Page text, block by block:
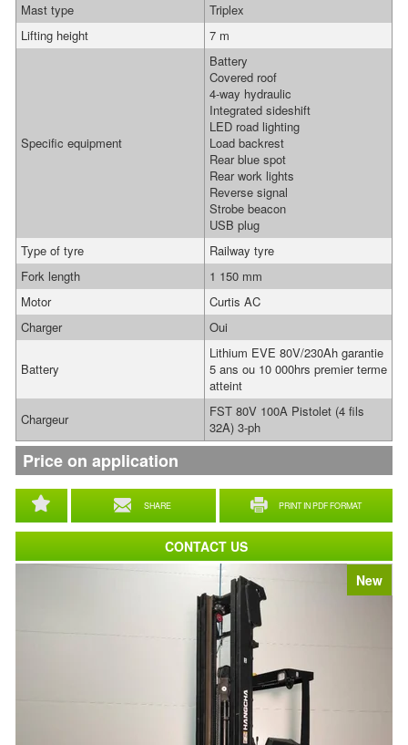
New
SHARE PRINT IN PDF FORMAT
Mast type
Triplex
Lifting height
7 m
Specific equipment
Battery
Covered roof
4-way hydraulic
Integrated sideshift
LED road lighting
Load backrest
Rear blue spot
Rear work lights
Reverse signal
Strobe beacon
USB plug
Type of tyre
Railway tyre
Fork length
1 150 mm
Motor
Curtis AC
Charger
Oui
Battery
Lithium EVE 80V/230Ah garantie
5 ans ou 10 000hrs premier terme
atteint
Chargeur
FST 80V 100A Pistolet (4 fils
32A) 3-ph
Price on application
CONTACT US